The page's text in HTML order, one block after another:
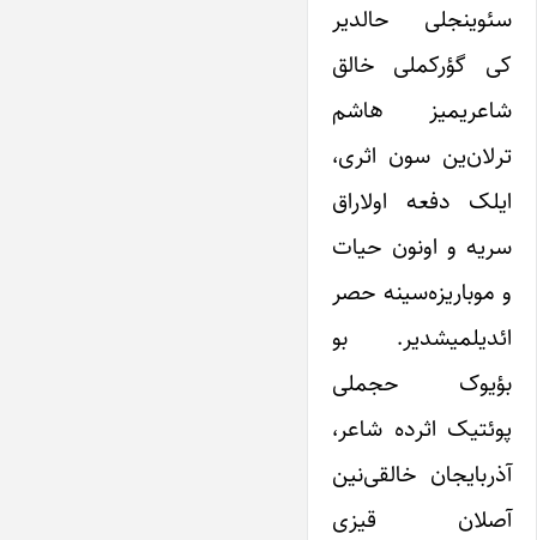
سئوینجلی حالدیر
کی گؤرکملی خالق
شاعریمیز هاشم
ترلان‌ین سون اثری،
ایلک دفعه اولاراق
سریه و اونون حیات
و موباریزه‌سینه حصر
ائدیلمیشدیر. بو
بؤیوک حجملی
پوئتیک اثرده شاعر،
آذربایجان خالقی‌نین
آصلان قیزی